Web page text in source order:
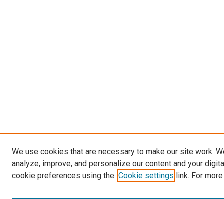
We use cookies that are necessary to make our site work.
analyze, improve, and personalize our content and your
cookie preferences using the Cookie settings link. For